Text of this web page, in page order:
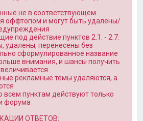
не в соответствующем
оффтопом и могут быть удалены/
под действие пунктов 2.1. - 2.7.
удалены, перенесены без
сформулированное название
внимания, и шансы получить
рекламные темы удаляются, а
всем пунктам действуют только
форума
ОТВЕТОВ: